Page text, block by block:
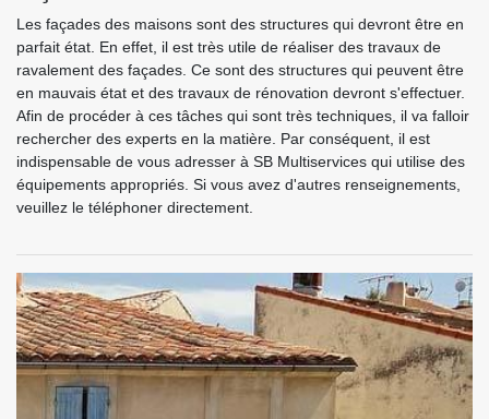
Les façades des maisons sont des structures qui devront être en
parfait état. En effet, il est très utile de réaliser des travaux de
ravalement des façades. Ce sont des structures qui peuvent être
en mauvais état et des travaux de rénovation devront s'effectuer.
Afin de procéder à ces tâches qui sont très techniques, il va falloir
rechercher des experts en la matière. Par conséquent, il est
indispensable de vous adresser à SB Multiservices qui utilise des
équipements appropriés. Si vous avez d'autres renseignements,
veuillez le téléphoner directement.